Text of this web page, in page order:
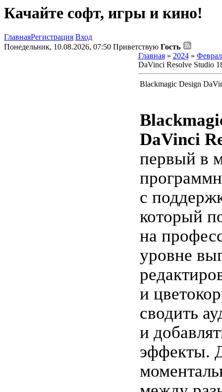
Качайте софт, игры и кино!
ГлавнаяРегистрация Вход
Понедельник, 10.08.2026, 07:50 Приветствую Гость
Главная» 2024 »
DaVinci Resolve Studio
Blackmagic Design
DaVinci
первый в
с
который
на
уровне
и
сводить
и
эффекты.